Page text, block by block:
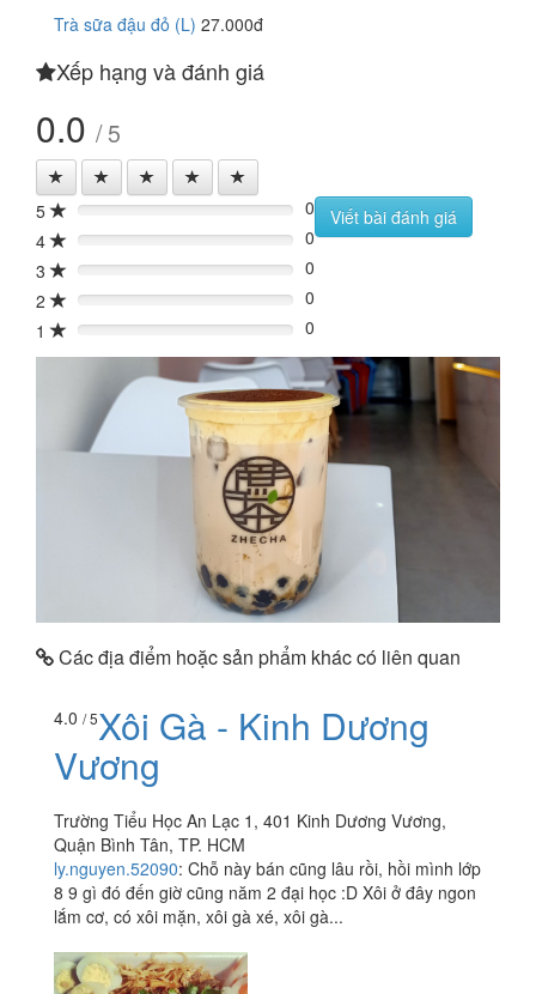
Trà sữa đậu đỏ (L) 27.000đ
Xếp hạng và đánh giá
0.0 / 5
5 0%
0
4
0%
0
3
0%
0
2
0%
0
1
0% 0
Viết bài đánh giá
Các địa điểm hoặc sản phẩm khác có liên quan
4.0 / 5Xôi Gà - Kinh Dương
Vương
Trường Tiểu Học An Lạc 1, 401 Kinh Dương Vương,
Quận Bình Tân, TP. HCM
ly.nguyen.52090: Chỗ này bán cũng lâu rồi, hồi mình lớp
8 9 gì đó đến giờ cũng năm 2 đại học :D Xôi ở đây ngon
lắm cơ, có xôi mặn, xôi gà xé, xôi gà...